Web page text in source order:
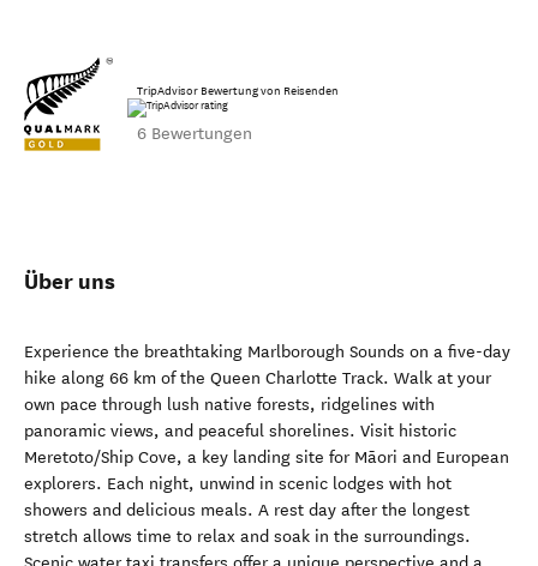
TripAdvisor Bewertung von Reisenden
6 Bewertungen
Über uns
Experience the breathtaking Marlborough Sounds on a five-day
hike along 66 km of the Queen Charlotte Track. Walk at your
own pace through lush native forests, ridgelines with
panoramic views, and peaceful shorelines. Visit historic
Meretoto/Ship Cove, a key landing site for Māori and European
explorers. Each night, unwind in scenic lodges with hot
showers and delicious meals. A rest day after the longest
stretch allows time to relax and soak in the surroundings.